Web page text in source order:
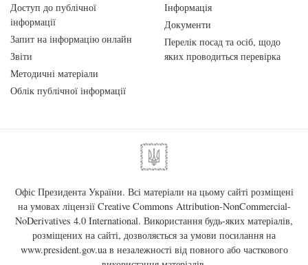
Доступ до публічної
інформації
Запит на інформацію онлайн
Звіти
Методичні матеріали
Облік публічної інформації
Інформація
Документи
Перелік посад та осіб, щодо
яких проводиться перевірка
Офіс Президента України. Всі матеріали на цьому сайті розміщені
на умовах ліцензії Creative Commons Attribution-NonCommercial-
NoDerivatives 4.0 International. Використання будь-яких матеріалів,
розміщених на сайті, дозволяється за умови посилання на
www.president.gov.uaв незалежності від повного або часткового